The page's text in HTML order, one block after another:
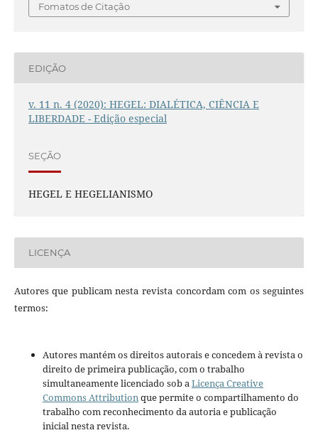
Fomatos de Citação
EDIÇÃO
v. 11 n. 4 (2020): HEGEL: DIALÉTICA, CIÊNCIA E
LIBERDADE - Edição especial
SEÇÃO
HEGEL E HEGELIANISMO
LICENÇA
Autores que publicam nesta revista concordam com os seguintes
termos:
Autores mantém os direitos autorais e concedem à revista o
direito de primeira publicação, com o trabalho
simultaneamente licenciado sob a Licença Creative
Commons Attribution que permite o compartilhamento do
trabalho com reconhecimento da autoria e publicação
inicial nesta revista.